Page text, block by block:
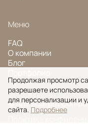
Меню
FAQ
О компании
Блог
© Ansy Carpet
Продолжая просмотр
разрешаете
для персонализации и
сайта. Подробнее